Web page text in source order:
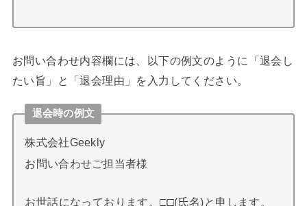
お問い合わせ内容欄には、以下の例文のように「退会し
たい旨」と「退会理由」を入力してください。
退会時の例文
株式会社Geekly
お問い合わせご担当者様
お世話になっております。□□(氏名)と申します。